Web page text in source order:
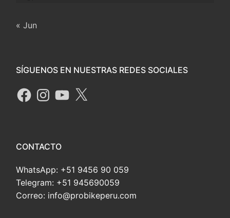
« Jun
SÍGUENOS EN NUESTRAS REDES SOCIALES
CONTACTO
WhatsApp: +51 9456 90 059
Telegram: +51 945690059
Correo: info@probikeperu.com